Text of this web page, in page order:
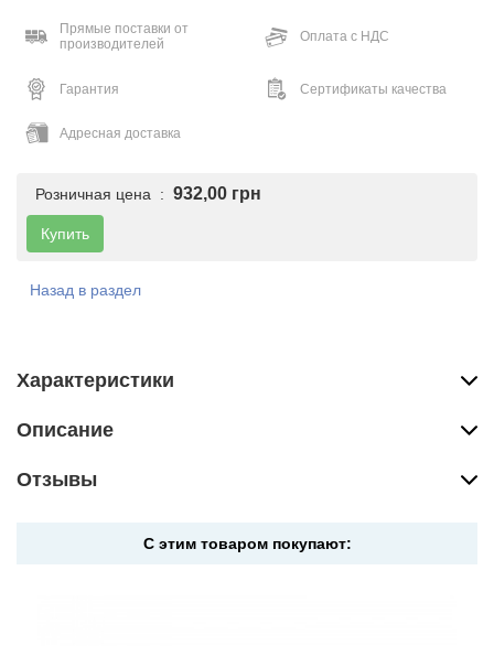
Прямые поставки от
производителей
Оплата с НДС
Гарантия Сертификаты качества
Адресная доставка
Розничная цена : 932,00 грн
Купить
Назад в раздел
Характеристики
Описание
Отзывы
С этим товаром покупают: